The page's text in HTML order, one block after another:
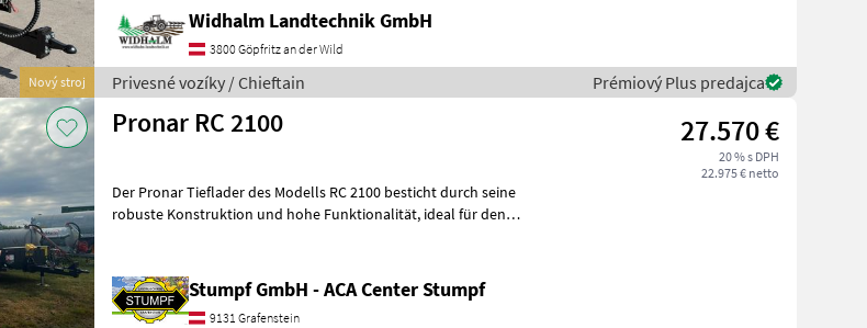
Nový stroj
Widhalm Landtechnik GmbH
3800 Göpfritz an der Wild
Privesné vozíky / Chieftain Prémiový Plus predajca
Pronar RC 2100 27.570 €
20 % s DPH
22.975 € netto
Der Pronar Tieflader des Modells RC 2100 besticht durch seine
robuste Konstruktion und hohe Funktionalität, ideal für den
Stumpf GmbH - ACA Center Stumpf
9131 Grafenstein